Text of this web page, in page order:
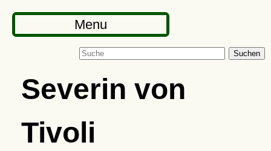
Menu
Suchen
Severin von
Tivoli